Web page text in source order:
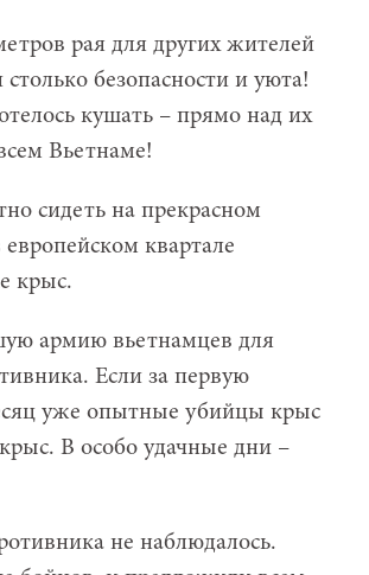
рая для других жителей
безопасности и уюта!
кушать – прямо над их
Вьетнаме!
сидеть на прекрасном
квартале
крыс.
армию вьетнамцев для
Если за первую
уже опытные убийцы крыс
В особо удачные дни –
не наблюдалось.